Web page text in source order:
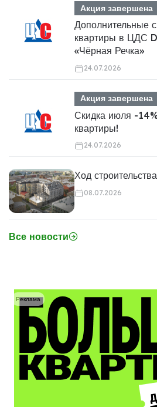
Акция завершена
Дополнительные
квартиры в ЦДС
«Чёрная Речка»
24.07.2026
Акция завершена
Скидка июля -
квартиры!
24.07.2026
Ход
08.07.2026
Все новости
Реклама